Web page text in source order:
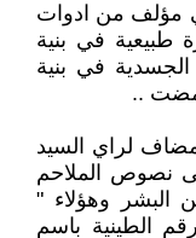
مؤلف من ادوات
في بنية
في بنية
مضت ..
مضاف لراي السيد
نصوص الملاحم
البشر وهؤلاء "
الطينية باسم